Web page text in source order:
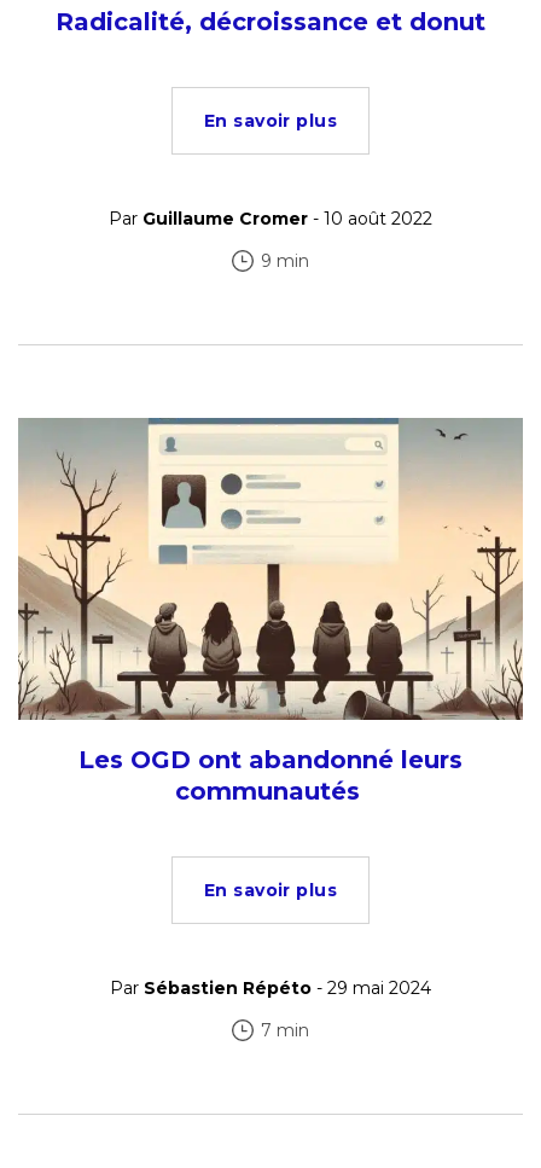
Radicalité, décroissance et donut
En savoir plus
Par Guillaume Cromer - 10 août 2022
9 min
Les OGD ont abandonné leurs
communautés
En savoir plus
Par Sébastien Répéto - 29 mai 2024
7 min